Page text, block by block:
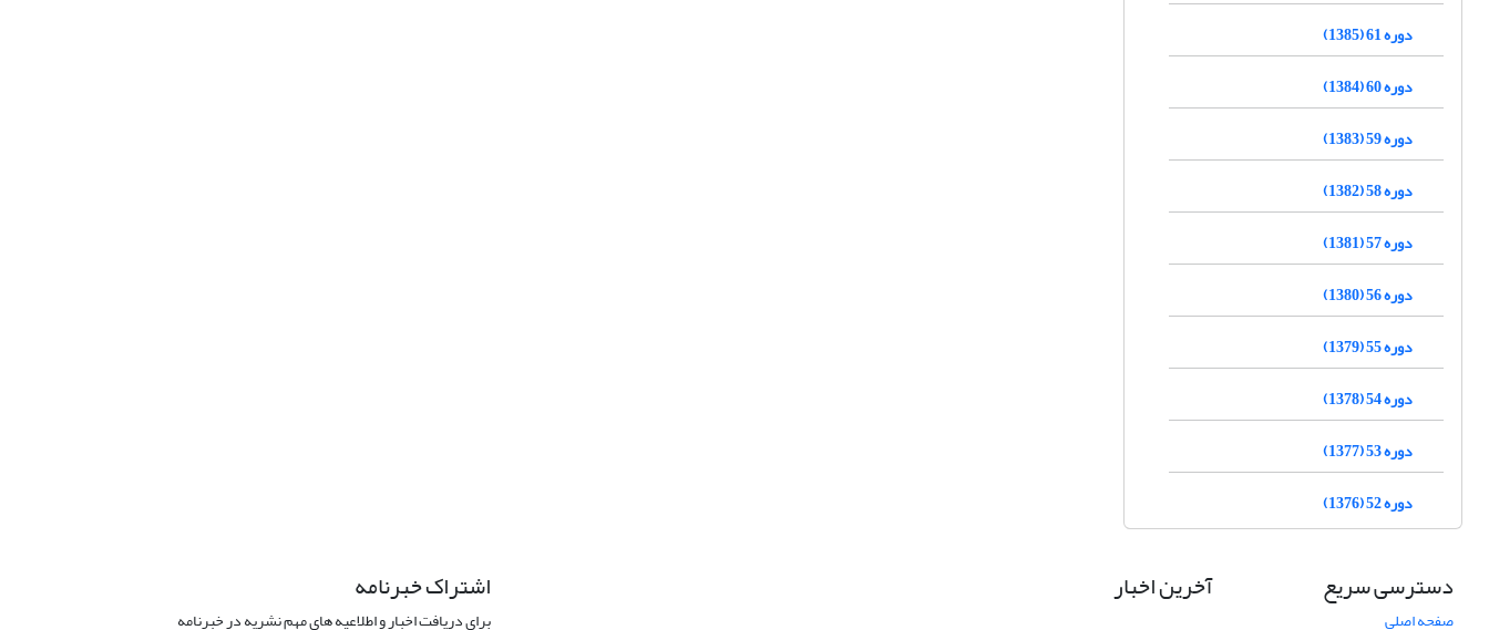
دوره 61 (1385)
دوره 60 (1384)
دوره 59 (1383)
دوره 58 (1382)
دوره 57 (1381)
دوره 56 (1380)
دوره 55 (1379)
دوره 54 (1378)
دوره 53 (1377)
دوره 52 (1376)
دسترسی سریع
صفحه اصلی
آخرین اخبار اشتراک خبرنامه
برای دریافت اخبار و اطلاعیه های مهم نشریه در خبرنامه